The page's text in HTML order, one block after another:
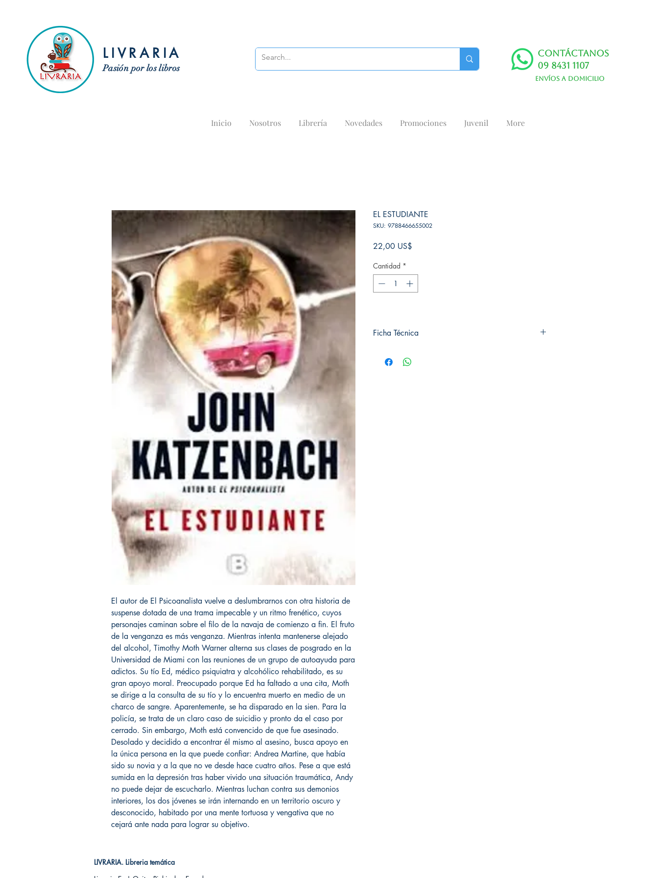
LIVRARIA
Pasión por los libros
Contáctanos
09 8431 1107
Envíos a domicilio
Inicio Nosotros Librería Novedades Promociones Juvenil More
El autor de El Psicoanalista vuelve a deslumbrarnos con otra historia de
suspense dotada de una trama impecable y un ritmo frenético, cuyos
personajes caminan sobre el filo de la navaja de comienzo a fin. El fruto
de la venganza es más venganza. Mientras intenta mantenerse alejado
del alcohol, Timothy Moth Warner alterna sus clases de posgrado en la
Universidad de Miami con las reuniones de un grupo de autoayuda para
adictos. Su tío Ed, médico psiquiatra y alcohólico rehabilitado, es su
gran apoyo moral. Preocupado porque Ed ha faltado a una cita, Moth
se dirige a la consulta de su tío y lo encuentra muerto en medio de un
charco de sangre. Aparentemente, se ha disparado en la sien. Para la
policía, se trata de un claro caso de suicidio y pronto da el caso por
cerrado. Sin embargo, Moth está convencido de que fue asesinado.
Desolado y decidido a encontrar él mismo al asesino, busca apoyo en
la única persona en la que puede confiar: Andrea Martine, que había
sido su novia y a la que no ve desde hace cuatro años. Pese a que está
sumida en la depresión tras haber vivido una situación traumática, Andy
no puede dejar de escucharlo. Mientras luchan contra sus demonios
interiores, los dos jóvenes se irán internando en un territorio oscuro y
desconocido, habitado por una mente tortuosa y vengativa que no
cejará ante nada para lograr su objetivo.
EL ESTUDIANTE
SKU: 9788466655002
22,00 US$
Cantidad *
Ficha Técnica
Editorial: Ediciones B
LIVRARIA. Libreria temática